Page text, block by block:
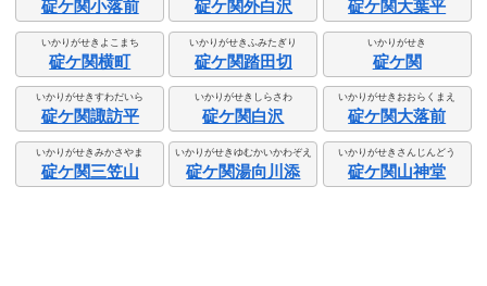
碇ケ関小落前 碇ケ関外白沢 碇ケ関大葉平
いかりがせきよこまち
碇ケ関横町
いかりがせきふみたぎり
碇ケ関踏田切
いかりがせき
碇ケ関
いかりがせきすわだいら
碇ケ関諏訪平
いかりがせきしらさわ
碇ケ関白沢
いかりがせきおおらくまえ
碇ケ関大落前
いかりがせきみかさやま
碇ケ関三笠山
いかりがせきゆむかいかわぞえ
碇ケ関湯向川添
いかりがせきさんじんどう
碇ケ関山神堂